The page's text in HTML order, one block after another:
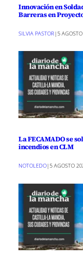
Innovación en
Barreras en
SILVIA PASTOR | 5
La FECAMADO se
incendios en CLM
NOTOLEDO| 5 AGOSTO